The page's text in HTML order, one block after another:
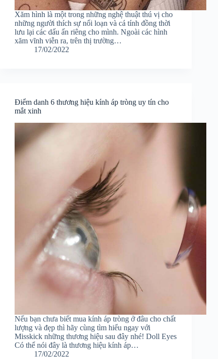
Xăm hình là một trong những nghệ thuật thú vị cho
những người thích sự nổi loạn và cá tính đồng thời
lưu lại các dấu ấn riêng cho mình. Ngoài các hình
xăm vĩnh viễn ra, trên thị trường…
17/02/2022
Điểm danh 6 thương hiệu kính áp tròng uy tín cho
mắt xinh
Nếu bạn chưa biết mua kính áp tròng ở đâu cho chất
lượng và đẹp thì hãy cùng tìm hiểu ngay với
Misskick những thương hiệu sau đây nhé! Doll Eyes
Có thể nói đây là thương hiệu kính áp…
17/02/2022